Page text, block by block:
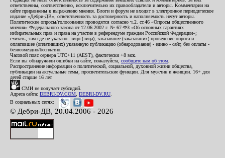
ответственны, соответственно, исключительно их правообладатели и авторы. Комментарии на
сайте приравнены к выражению мнения. Блоги и форум не входят в электронное периодическое
издание «Дебри-ДВ», ответственность за достоверность и наполняемость несут авторы.
Политические опросы/голосования проводятся согласно ч.2. ст.46 «Опросы общественного
мнения» Федерального закона от 12.06.2002 г. № 67-ФЗ «Об основных гарантиях
избирательных прав и права на участие в референдуме граждан Российской Федерации»;
считать, там где не указано: лицо (лица), заказавшее (заказавших) проведение опроса и
оплатившее (оплативших) указанную публикацию (обнародование) - едино - сайт, без оплаты -
безвозмездно/бесплатно.
Часовой пояс сервера UTC+11 (AEST), фактически +8 мск.
Если вы обнаружили ошибки на сайте, пожалуйста, сообщите нам об этом
Распространение информации о политической, социальной, духовной жизни общества,
публикации на актуальные темы, просветительские функции. Для мужчин и женщин. 16+ для
детей старше 16 лет.
СМИ не получает субсидий.
Адреса сайта: DEBRI-DV.COM DEBRI-DV.RU
В социальных сетях:
© Дебри-ДВ, 20.04.2006 - 2026